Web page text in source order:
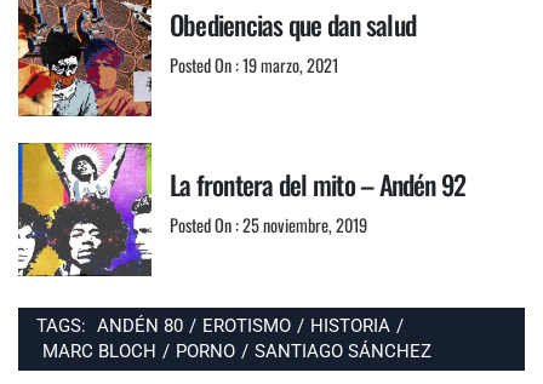
Obediencias que dan salud
Posted On : 19 marzo, 2021
La frontera del mito – Andén 92
Posted On : 25 noviembre, 2019
TAGS: ANDÉN 80 / EROTISMO / HISTORIA /
MARC BLOCH / PORNO / SANTIAGO SÁNCHEZ